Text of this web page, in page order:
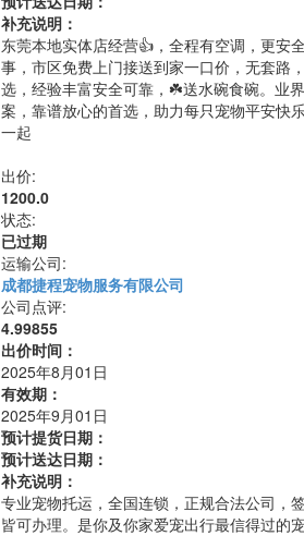
补充说明：
东莞本地实体店经营👍，全程有空调，更安
事，市区免费上门接送到家一口价，无套路
选，经验丰富安全可靠，☘️送水碗食碗。业
案，靠谱放心的首选，助力每只宠物平安快
一起
出价:
1200.0
状态:
已过期
运输公司:
成都捷程宠物服务有限公司
公司点评:
4.99855
出价时间：
2025年8月01日
有效期：
2025年9月01日
预计提货日期：
预计送达日期：
补充说明：
专业宠物托运，全国连锁，正规合法公司，
皆可办理。是你及你家爱宠出行最信得过的